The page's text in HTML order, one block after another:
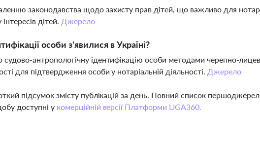
законодавства щодо захисту прав дітей, що важливо для
дітей. Джерело
особи з'явилися в Україні?
судово-антропологічну ідентифікацію особи методами черепно-
для підтвердження особи у нотаріальній діяльності. Джерело
підсумок змісту публікацій за день. Повний список
доступні у комерційній версії Платформи LIGA360.